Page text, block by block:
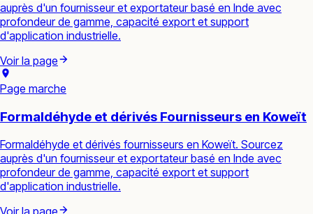
auprès d'un fournisseur et exportateur basé en Inde avec
profondeur de gamme, capacité export et support
d'application industrielle.
Voir la page
Page marche
Formaldéhyde et dérivés Fournisseurs en Koweït
Formaldéhyde et dérivés fournisseurs en Koweït. Sourcez
auprès d'un fournisseur et exportateur basé en Inde avec
profondeur de gamme, capacité export et support
d'application industrielle.